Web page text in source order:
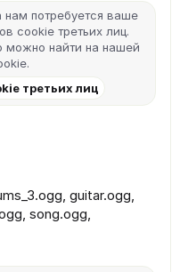
нам потребуется ваше
cookie третьих лиц.
найти на нашей
.
третьих лиц
guitar.ogg,
song.ogg,